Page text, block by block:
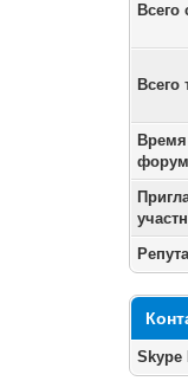
Всего
Всего
Skype